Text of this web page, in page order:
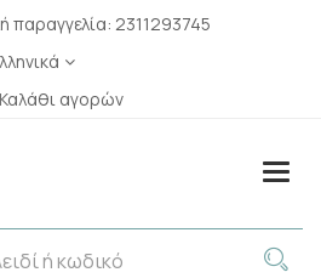
παραγγελία: 2311293745
Καλάθι αγορών